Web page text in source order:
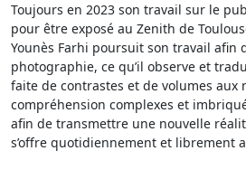
Toujours en 2023 son travail sur le
pour être exposé au Zenith de
Younès Farhi poursuit son travail afin
photographie, ce qu’il observe et
faite de contrastes et de volumes aux
compréhension complexes et
afin de transmettre une nouvelle
s’offre quotidiennement et librement